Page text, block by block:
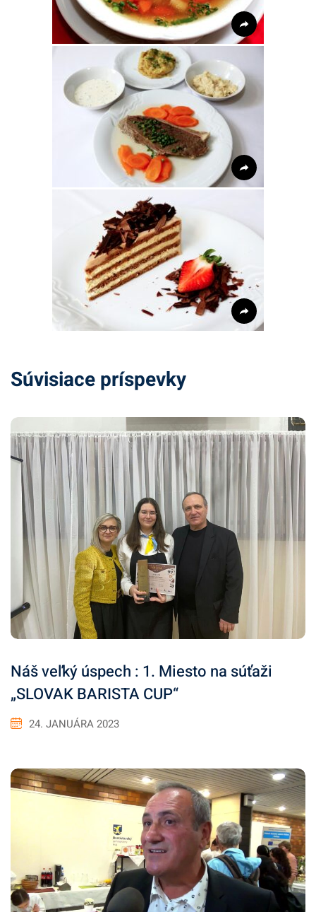
Súvisiace príspevky
Náš veľký úspech : 1. Miesto na súťaži
„SLOVAK BARISTA CUP“
24. JANUÁRA 2023